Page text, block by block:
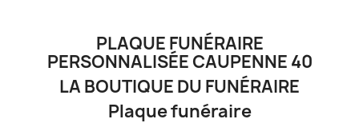
PLAQUE FUNÉRAIRE
PERSONNALISÉE CAUPENNE 40
LA BOUTIQUE DU FUNÉRAIRE
Plaque funéraire